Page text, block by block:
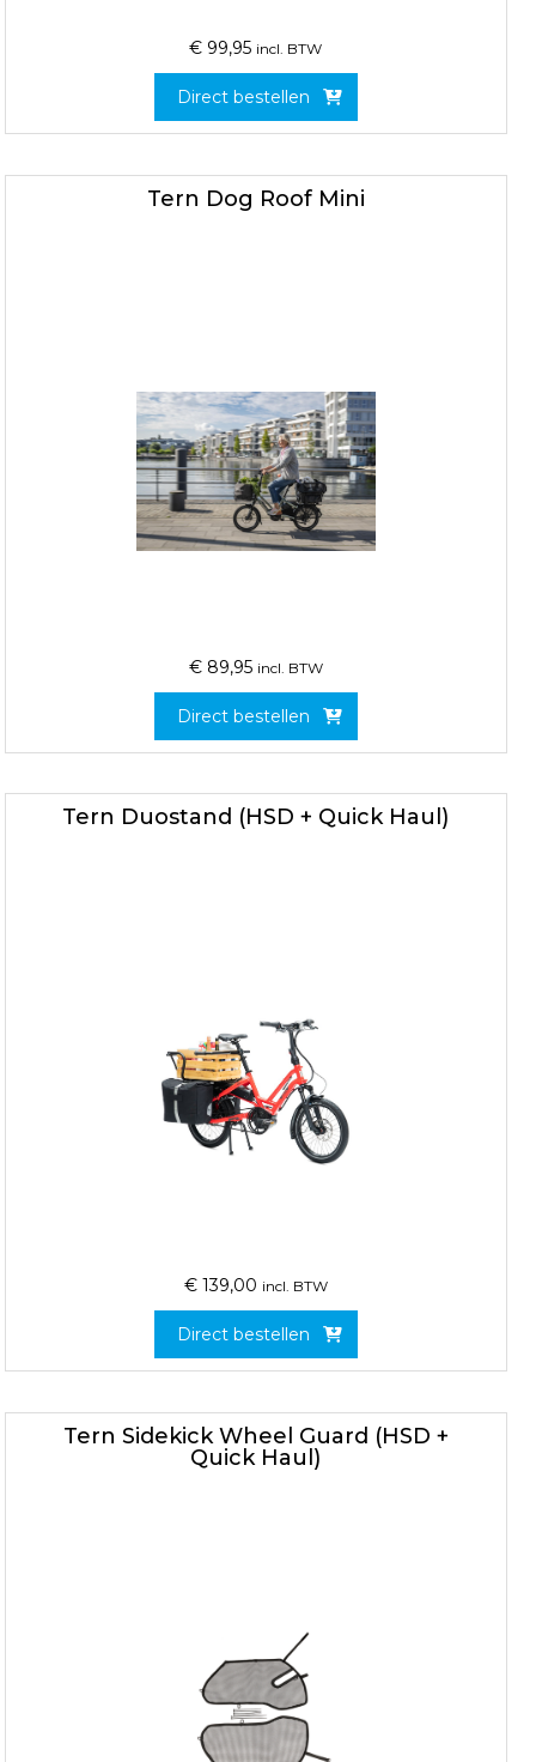
€ 99,95 incl. BTW
Direct bestellen
Tern Dog Roof Mini
€ 89,95 incl. BTW
Direct bestellen
Tern Duostand (HSD + Quick Haul)
€ 139,00 incl. BTW
Direct bestellen
Tern Sidekick Wheel Guard (HSD +
Quick Haul)